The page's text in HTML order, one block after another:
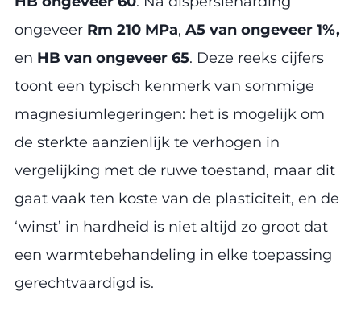
ongeveer Rm 210 MPa, A5 van ongeveer 1%,
en HB van ongeveer 65. Deze reeks cijfers
toont een typisch kenmerk van sommige
magnesiumlegeringen: het is mogelijk om
de sterkte aanzienlijk te verhogen in
vergelijking met de ruwe toestand, maar dit
gaat vaak ten koste van de plasticiteit, en de
‘winst’ in hardheid is niet altijd zo groot dat
een warmtebehandeling in elke toepassing
gerechtvaardigd is.